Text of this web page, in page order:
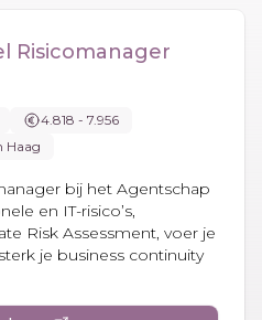
Risicomanager
4.818 - 7.956
Haag
bij het Agentschap
en IT-risico’s,
Risk Assessment, voer je
je business continuity